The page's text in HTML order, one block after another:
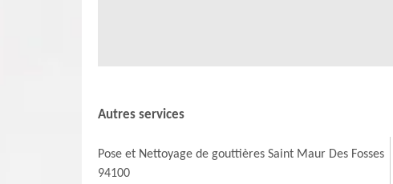
Autres services
Pose et Nettoyage de gouttières Saint Maur Des Fosses
94100